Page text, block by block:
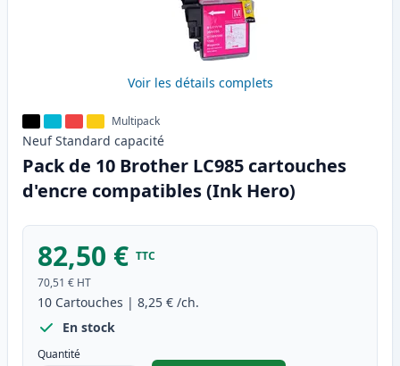
Voir les détails complets
Multipack
Neuf Standard capacité
Pack de 10 Brother LC985 cartouches
d'encre compatibles (Ink Hero)
82,50 € TTC
70,51 € HT
10 Cartouches | 8,25 € /ch.
En stock
Quantité